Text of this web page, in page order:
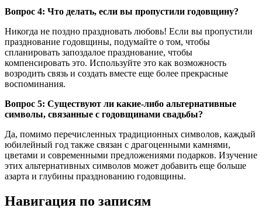
Вопрос 4: Что делать, если вы пропустили годовщину?
Никогда не поздно праздновать любовь! Если вы пропустили
празднование годовщины, подумайте о том, чтобы
спланировать запоздалое празднование, чтобы
компенсировать это. Используйте это как возможность
возродить связь и создать вместе еще более прекрасные
воспоминания.
Вопрос 5: Существуют ли какие-либо альтернативные
символы, связанные с годовщинами свадьбы?
Да, помимо перечисленных традиционных символов, каждый
юбилейный год также связан с драгоценными камнями,
цветами и современными предложениями подарков. Изучение
этих альтернативных символов может добавить еще больше
азарта и глубины празднованию годовщины.
Навигация по записям